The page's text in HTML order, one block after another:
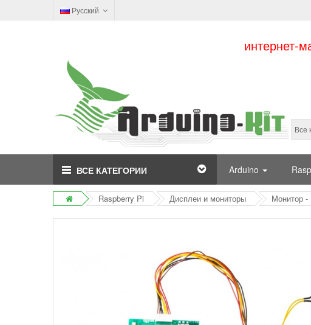
Русский
интернет-
ВСЕ КАТЕГОРИИ Arduino
Raspberry Pi Дисплеи и мониторы Монитор -